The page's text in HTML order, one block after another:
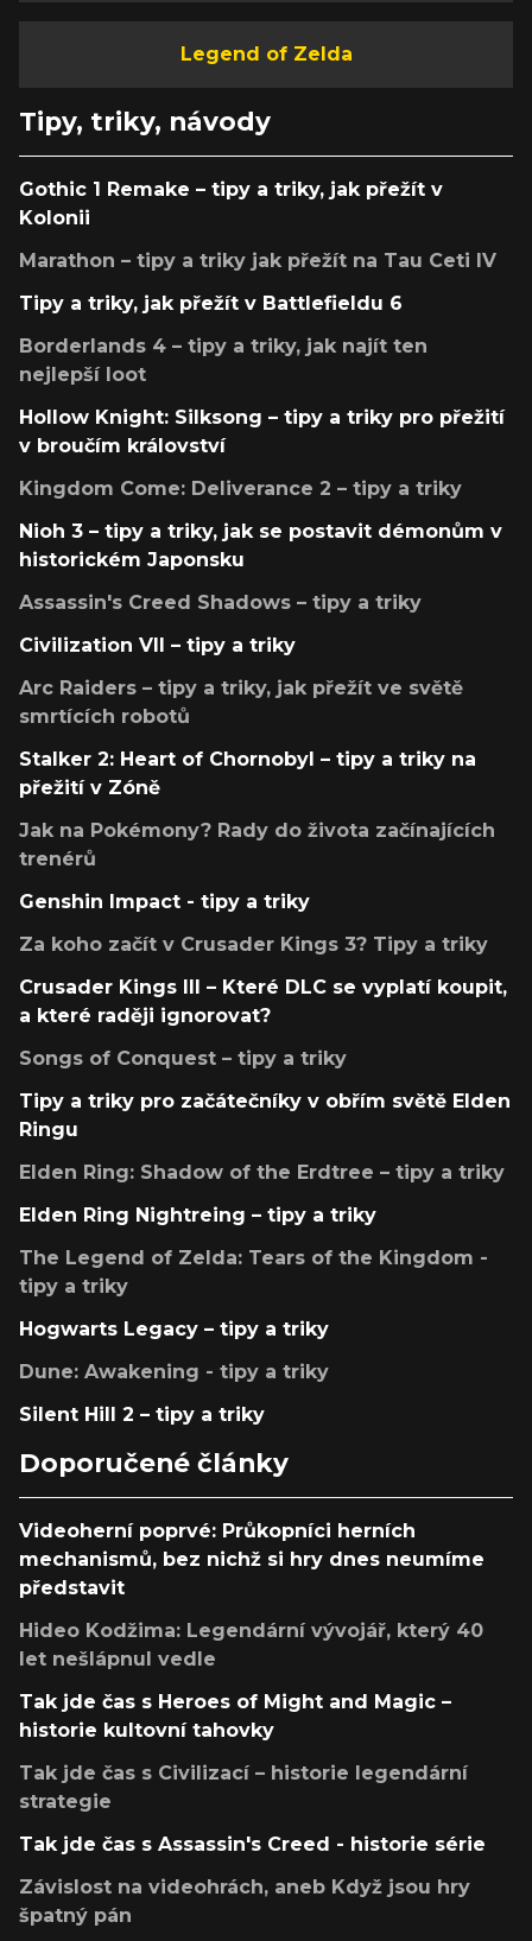
Legend of Zelda
Tipy, triky, návody
Gothic 1 Remake – tipy a triky, jak přežít v
Kolonii
Marathon – tipy a triky jak přežít na Tau Ceti IV
Tipy a triky, jak přežít v Battlefieldu 6
Borderlands 4 – tipy a triky, jak najít ten
nejlepší loot
Hollow Knight: Silksong – tipy a triky pro přežití
v broučím království
Kingdom Come: Deliverance 2 – tipy a triky
Nioh 3 – tipy a triky, jak se postavit démonům v
historickém Japonsku
Assassin's Creed Shadows – tipy a triky
Civilization VII – tipy a triky
Arc Raiders – tipy a triky, jak přežít ve světě
smrtících robotů
Stalker 2: Heart of Chornobyl – tipy a triky na
přežití v Zóně
Jak na Pokémony? Rady do života začínajících
trenérů
Genshin Impact - tipy a triky
Za koho začít v Crusader Kings 3? Tipy a triky
Crusader Kings III – Které DLC se vyplatí koupit,
a které raději ignorovat?
Songs of Conquest – tipy a triky
Tipy a triky pro začátečníky v obřím světě Elden
Ringu
Elden Ring: Shadow of the Erdtree – tipy a triky
Elden Ring Nightreing – tipy a triky
The Legend of Zelda: Tears of the Kingdom -
tipy a triky
Hogwarts Legacy – tipy a triky
Dune: Awakening - tipy a triky
Silent Hill 2 – tipy a triky
Doporučené články
Videoherní poprvé: Průkopníci herních
mechanismů, bez nichž si hry dnes neumíme
představit
Hideo Kodžima: Legendární vývojář, který 40
let nešlápnul vedle
Tak jde čas s Heroes of Might and Magic –
historie kultovní tahovky
Tak jde čas s Civilizací – historie legendární
strategie
Tak jde čas s Assassin's Creed - historie série
Závislost na videohrách, aneb Když jsou hry
špatný pán